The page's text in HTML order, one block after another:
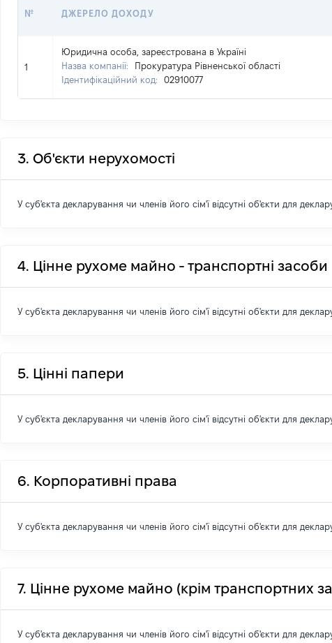
№ ДЖЕРЕЛО ДОХОДУ
1
Юридична особа, зареєстрована в Україні
Назва компанії:
Прокуратура Рівненської області
Ідентифікаційний код:
02910077
3. Об'єкти нерухомості
У суб'єкта декларування чи членів його сім'ї відсутні об'єкти для
4. Цінне рухоме майно - транспортні засоби
У суб'єкта декларування чи членів його сім'ї відсутні об'єкти для
5. Цінні папери
У суб'єкта декларування чи членів його сім'ї відсутні об'єкти для
6. Корпоративні права
У суб'єкта декларування чи членів його сім'ї відсутні об'єкти для
7. Цінне рухоме майно (крім транспортних
У суб'єкта декларування чи членів його сім'ї відсутні об'єкти для